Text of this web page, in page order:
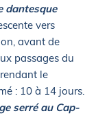
dantesque
vers
avant de
passages du
le
: 10 à 14 jours.
serré au Cap-